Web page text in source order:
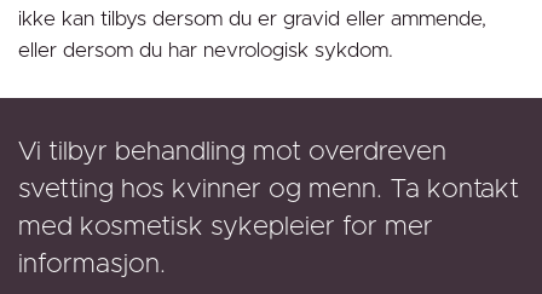
ikke kan tilbys dersom du er gravid eller ammende,
eller dersom du har nevrologisk sykdom.
Vi tilbyr behandling mot overdreven
svetting hos kvinner og menn. Ta kontakt
med kosmetisk sykepleier for mer
informasjon.